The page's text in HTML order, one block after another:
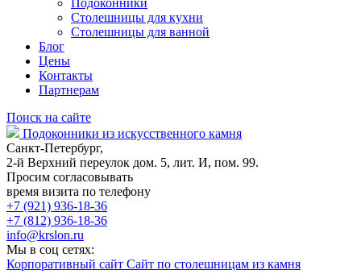
Подоконники
Столешницы для кухни
Столешницы для ванной
Блог
Цены
Контакты
Партнерам
Поиск на сайте
Подоконники из искусственного камня
Санкт-Петербург,
2-й Верхний переулок дом. 5, лит. И, пом. 99.
Просим согласовывать
время визита по телефону
+7 (921) 936-18-36
+7 (812) 936-18-36
info@krslon.ru
Мы в соц сетях:
Корпоративный сайт Сайт по столешницам из камня